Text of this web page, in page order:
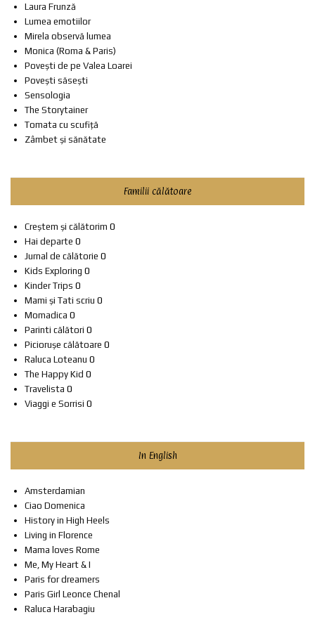
Laura Frunză
Lumea emotiilor
Mirela observă lumea
Monica (Roma & Paris)
Povești de pe Valea Loarei
Povești săsești
Sensologia
The Storytainer
Tomata cu scufiță
Zâmbet și sănătate
Familii călătoare
Creștem și călătorim 0
Hai departe 0
Jurnal de călătorie 0
Kids Exploring 0
Kinder Trips 0
Mami și Tati scriu 0
Momadica 0
Parinti călători 0
Piciorușe călătoare 0
Raluca Loteanu 0
The Happy Kid 0
Travelista 0
Viaggi e Sorrisi 0
In English
Amsterdamian
Ciao Domenica
History in High Heels
Living in Florence
Mama loves Rome
Me, My Heart & I
Paris for dreamers
Paris Girl Leonce Chenal
Raluca Harabagiu